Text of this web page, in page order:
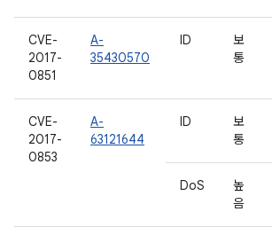
CVE-
2017-
0851
A-
35430570
ID
보
통
CVE-
2017-
0853
A-
63121644
ID
보
통
DoS
높
음